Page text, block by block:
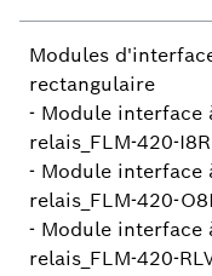
Modules
rectangulaire
- Module interface
relais_FLM-420-
- Module interface
relais_FLM-420-
- Module interface
relais_FLM-420-